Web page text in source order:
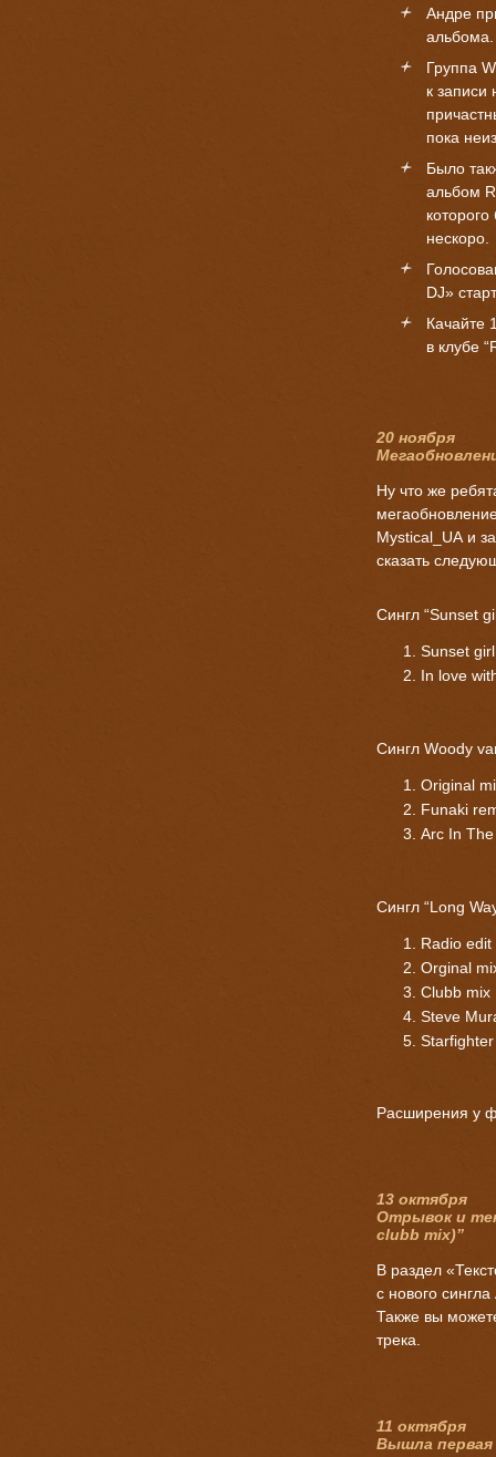
Андрe
альбома.
Группа
к записи
пока
Было
альбом
нескоро.
DJ»
Качайте
в клубе
20 ноября
Ну что же
Mystical_UA и
сказать
Cингл “Sunset
Sunset
In love
Cингл Woody
Original
Funaki
Arc In
Cингл “Long
Radio edit
Orginal
Clubb mix
Steve
Расширения у
13 октября
Отрывок и
clubb mix)”
В раздел
с нового
Также вы
трека.
11 октября
Вышла первая